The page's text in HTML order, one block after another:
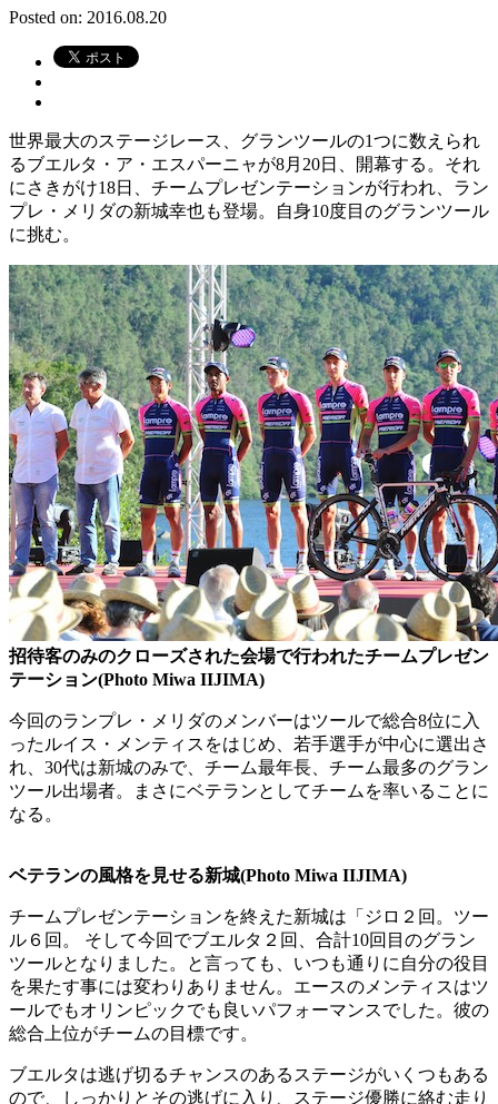
Posted on: 2016.08.20
世界最大のステージレース、グランツールの1つに数えられ
るブエルタ・ア・エスパーニャが8月20日、開幕する。それ
にさきがけ18日、チームプレゼンテーションが行われ、ラン
プレ・メリダの新城幸也も登場。自身10度目のグランツール
に挑む。
招待客のみのクローズされた会場で行われたチームプレゼン
テーション(Photo Miwa IIJIMA)
今回のランプレ・メリダのメンバーはツールで総合8位に入
ったルイス・メンティスをはじめ、若手選手が中心に選出さ
れ、30代は新城のみで、チーム最年長、チーム最多のグラン
ツール出場者。まさにベテランとしてチームを率いることに
なる。
ベテランの風格を見せる新城(Photo Miwa IIJIMA)
チームプレゼンテーションを終えた新城は「ジロ２回。ツー
ル６回。 そして今回でブエルタ２回、合計10回目のグラン
ツールとなりました。と言っても、いつも通りに自分の役目
を果たす事には変わりありません。エースのメンティスはツ
ールでもオリンピックでも良いパフォーマンスでした。彼の
総合上位がチームの目標です。
ブエルタは逃げ切るチャンスのあるステージがいくつもある
ので、しっかりとその逃げに入り、ステージ優勝に絡む走り